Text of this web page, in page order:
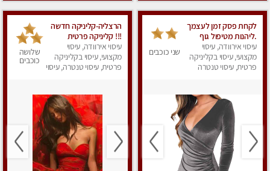
לקחת פסק זמן לעצמך
.ליהנות מטיפול גוף
במגע קסום .בפתח -
תקוה
עיסוי אירוודה, עיסוי
מקצועי, עיסוי בקליניקה
פרטית, עיסוי טנטרה
שני כוכבים
הרצליה-קליניקה חדשה
!!! קליניקה פרטית
ואיכותית במיוחד
בהרצליה
עיסוי אירוודה, עיסוי
מקצועי, עיסוי בקליניקה
פרטית, עיסוי טנטרה, עיסוי
שלושה
כוכבים